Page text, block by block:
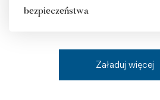
bezpieczeństwa
Załaduj więcej